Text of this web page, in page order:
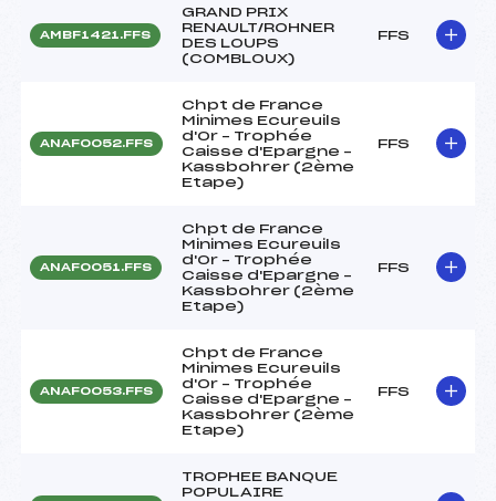
AMBF1421.FFS
GRAND PRIX
RENAULT/ROHNER
DES LOUPS
(COMBLOUX)
FFS
ANAF0052.FFS
Chpt de France
Minimes Ecureuils
d'Or – Trophée
Caisse d'Epargne –
Kassbohrer (2ème
Etape)
FFS
ANAF0051.FFS
Chpt de France
Minimes Ecureuils
d'Or – Trophée
Caisse d'Epargne –
Kassbohrer (2ème
Etape)
FFS
ANAF0053.FFS
Chpt de France
Minimes Ecureuils
d'Or – Trophée
Caisse d'Epargne –
Kassbohrer (2ème
Etape)
FFS
TROPHEE BANQUE
POPULAIRE